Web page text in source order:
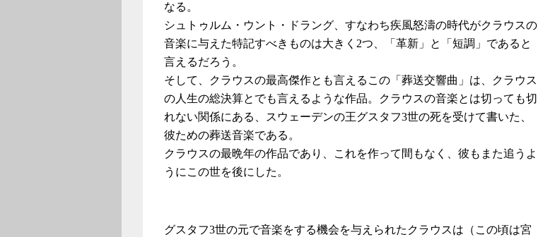
なる。
シュトゥルム・ウント・ドラング、すなわち疾風怒濤の時代がクラウスの
音楽に与えた特記すべきものは大きく2つ、「革新」と「短調」であると
言えるだろう。
そして、クラウスの最高傑作とも言えるこの「葬送交響曲」は、クラウス
の人生の総決算とでも言えるような作品。クラウスの音楽とは切っても切
れない関係にある、スウェーデンの王グスタフ3世の死を受けて書いた、
彼ための葬送音楽である。
クラウスの最晩年の作品であり、これを作って間もなく、彼もまた追うよ
うにこの世を後にした。
グスタフ3世の元で音楽をする機会を与えられたクラウスは（この頃は宮